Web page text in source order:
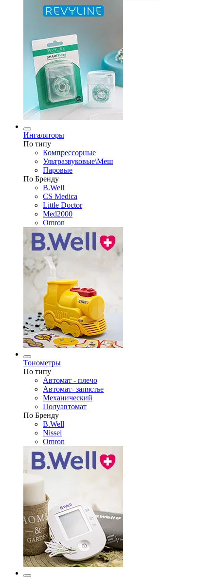
Ингаляторы
По типу
Компрессорные
Ультразвуковые\Меш
Паровые
По Бренду
B.Well
CS Medica
Little Doctor
Med2000
Omron
Тонометры
По типу
Автомат - плечо
Автомат- запястье
Механический
Полуавтомат
По Бренду
B.Well
Nissei
Omron